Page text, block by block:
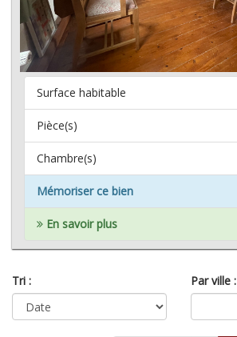
Surface habitable
Pièce(s)
Chambre(s)
Mémoriser ce bien
En savoir plus
Tri : Par ville :